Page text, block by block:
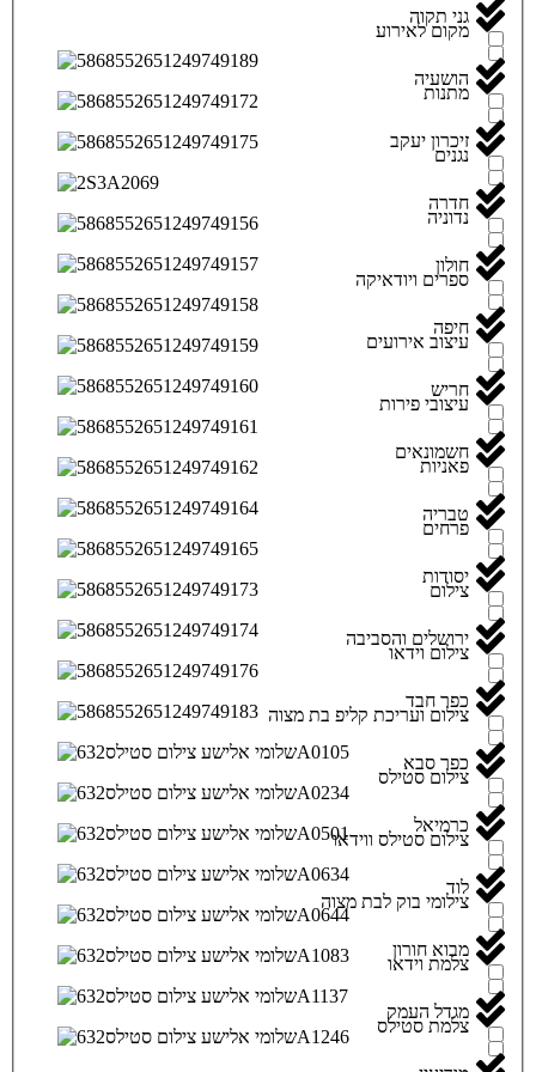
מקום לאירוע
מתנות
נגנים
נדוניה
ספרים ויודאיקה
עיצוב אירועים
עיצובי פירות
פאניות
פרחים
צילום
צילום וידאו
צילום ועריכת קליפ בת מצוה
צילום סטילס
צילום סטילס ווידאו
צילומי בוק לבת מצוה
צלמת וידאו
צלמת סטילס
גני תקוה
הושעיה
זיכרון יעקב
חדרה
חולון
חיפה
חריש
חשמונאים
טבריה
יסודות
ירושלים והסביבה
כפר חבד
כפר סבא
כרמיאל
לוד
מבוא חורון
מגדל העמק